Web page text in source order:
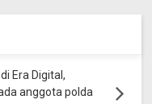
Era Digital,
anggota polda